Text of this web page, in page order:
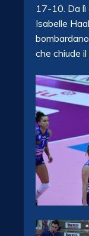
17-10. Da lì
Isabelle
che chiude il